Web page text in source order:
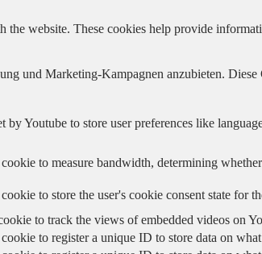
website. These cookies help provide
und Marketing-Kampagnen anzubieten.
by Youtube to store user preferences like
to measure bandwidth, determining
to store the user's cookie consent state for
to track the views of embedded videos on
to register a unique ID to store data on